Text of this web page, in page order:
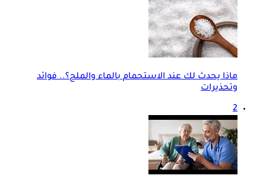
ماذا يحدث لك عند الاستحمام بالماء والملح؟.. فوائد
وتحذيرات
2